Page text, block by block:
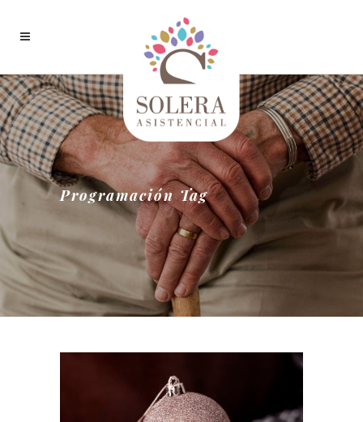
Programación Tag